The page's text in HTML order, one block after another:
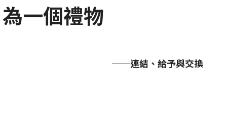
為一個禮物
──連結、給予與交換